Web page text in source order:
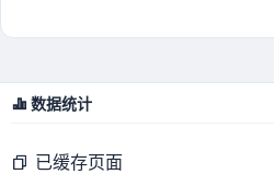
数据统计
已缓存页面